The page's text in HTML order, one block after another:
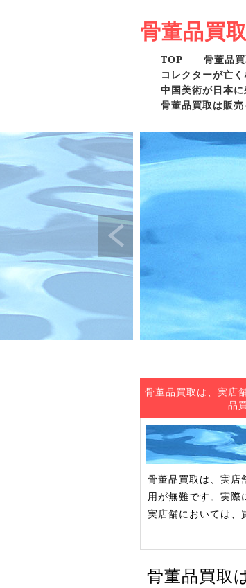
骨董品買
TOP 骨董品
コレクターが亡
中国美術が日本
骨董品買取は販
骨董品買取は、実店
品
骨董品買取は、実店
用が無難です。実際
実店舗においては、
骨董品買取